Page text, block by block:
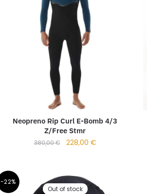
Neopreno Rip Curl E-Bomb 4/3
Z/Free Stmr
380,00€ 228,00 €
-22%
Out of stock